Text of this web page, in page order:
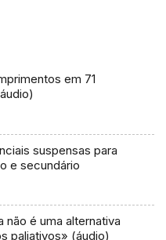
em 71
suspensas para
e secundário
não é uma alternativa
paliativos» (áudio)